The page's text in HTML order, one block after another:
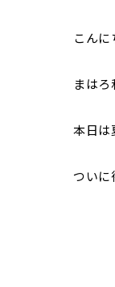
こんに
まは
本日は
ついに